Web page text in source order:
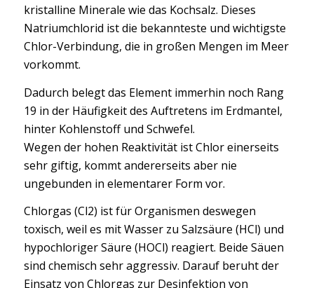
kristalline Minerale wie das Kochsalz. Dieses
Natriumchlorid ist die bekannteste und wichtigste
Chlor-Verbindung, die in großen Mengen im Meer
vorkommt.
Dadurch belegt das Element immerhin noch Rang
19 in der Häufigkeit des Auftretens im Erdmantel,
hinter Kohlenstoff und Schwefel.
Wegen der hohen Reaktivität ist Chlor einerseits
sehr giftig, kommt andererseits aber nie
ungebunden in elementarer Form vor.
Chlorgas (Cl2) ist für Organismen deswegen
toxisch, weil es mit Wasser zu Salzsäure (HCl) und
hypochloriger Säure (HOCl) reagiert. Beide Säuen
sind chemisch sehr aggressiv. Darauf beruht der
Einsatz von Chlorgas zur Desinfektion von